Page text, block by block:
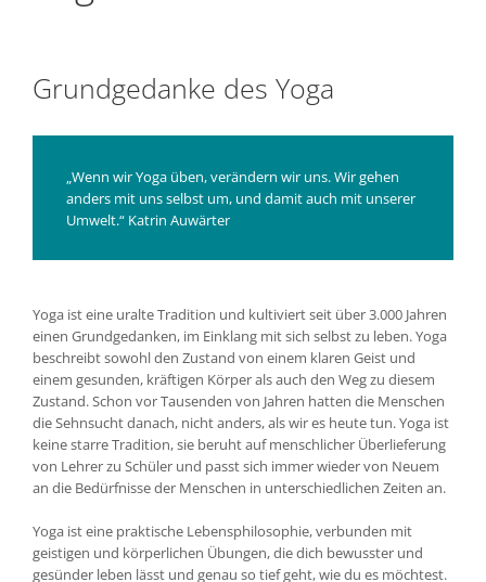
Grundgedanke des Yoga
„Wenn wir Yoga üben, verändern wir uns. Wir gehen
anders mit uns selbst um, und damit auch mit unserer
Umwelt.“ Katrin Auwärter
Yoga ist eine uralte Tradition und kultiviert seit über 3.000 Jahren
einen Grundgedanken, im Einklang mit sich selbst zu leben. Yoga
beschreibt sowohl den Zustand von einem klaren Geist und
einem gesunden, kräftigen Körper als auch den Weg zu diesem
Zustand. Schon vor Tausenden von Jahren hatten die Menschen
die Sehnsucht danach, nicht anders, als wir es heute tun. Yoga ist
keine starre Tradition, sie beruht auf menschlicher Überlieferung
von Lehrer zu Schüler und passt sich immer wieder von Neuem
an die Bedürfnisse der Menschen in unterschiedlichen Zeiten an.
Yoga ist eine praktische Lebensphilosophie, verbunden mit
geistigen und körperlichen Übungen, die dich bewusster und
gesünder leben lässt und genau so tief geht, wie du es möchtest.